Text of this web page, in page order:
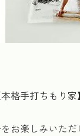
格手打ちもり
お楽しみいただ